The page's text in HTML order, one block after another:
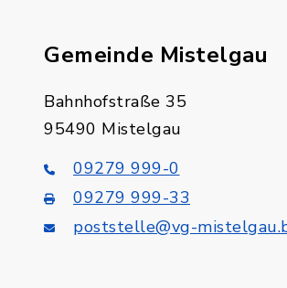
Gemeinde Mistelgau
Bahnhofstraße 35
95490 Mistelgau
09279 999-0
09279 999-33
poststelle@vg-